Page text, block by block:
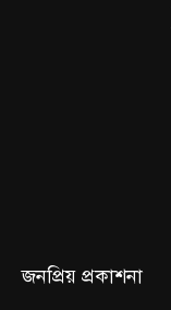
জনপ্রিয় প্রকাশনা